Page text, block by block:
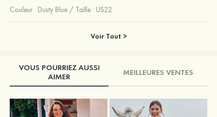
Couleur : Dusty Blue / Taille : US22
Voir Tout >
VOUS POURRIEZ AUSSI
AIMER
MEILLEURES VENTES